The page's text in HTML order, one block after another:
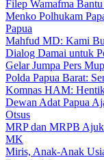
Filep Wamafma
Menko Polhukam
Papua
Mahfud MD: Kami
Dialog Damai untuk
Gelar Jumpa Pers
Polda Papua Barat:
Komnas HAM:
Dewan Adat Papua
Otsus
MRP dan MRPB
MK
Miris, Anak-Anak